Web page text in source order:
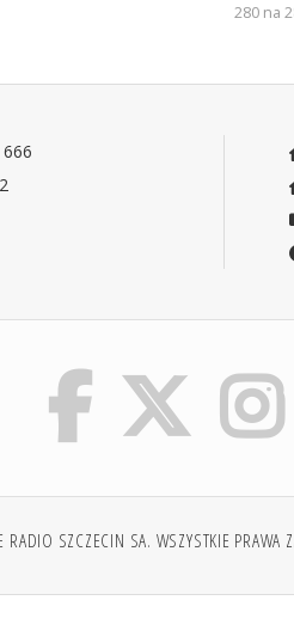
280 na
SZCZECIN SA. WSZYSTKIE PRAWA